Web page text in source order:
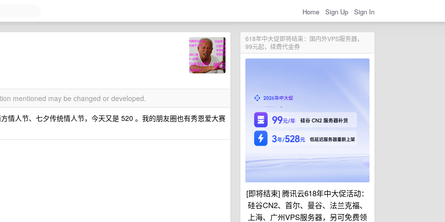
Home Sign Up Sign In
618年中大促即将结束：国内外VPS服务器，
99元起，续费代金券
[即将结束] 腾讯云618年中大促活动：
硅谷CN2、首尔、曼谷、法兰克福、
上海、广州VPS服务器，另可免费领
mentioned may be changed or developed.
情人节、七夕传统情人节，今天又是 520 。我的朋友圈也有秀恩爱大赛